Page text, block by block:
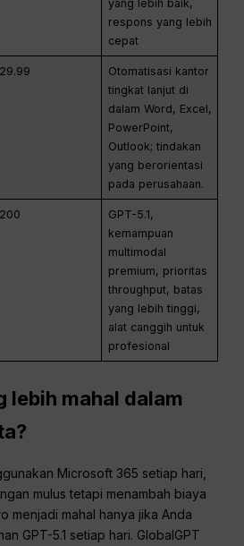
yang lebih baik,
respons yang lebih
cepat
Otomatisasi kantor
tingkat lanjut di
dalam Word, Excel,
PowerPoint,
Outlook; tindakan
yang berorientasi
pada perusahaan.
GPT-5.1,
kemampuan
multimodal
premium, prioritas
throughput, batas
yang lebih tinggi,
alat canggih untuk
profesional
lebih mahal dalam
Microsoft 365 setiap hari,
mulus tetapi menambah biaya
menjadi mahal hanya jika Anda
GPT-5.1 setiap hari. GlobalGPT